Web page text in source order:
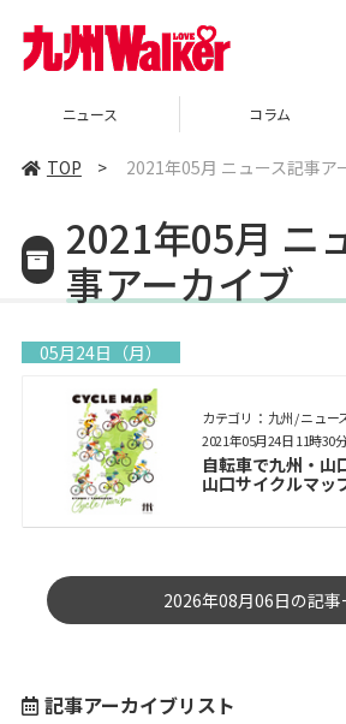
ニュース コラム
TOP > 2021年05月 ニュース記事ア
2021年05月 ニ
事アーカイブ
05月24日（月）
カテゴリ： 九州 / ニュー
自転車で九州・山
山口サイクルマッ
2021年05月24日 11時30
2026年08月06日の記事
記事アーカイブリスト